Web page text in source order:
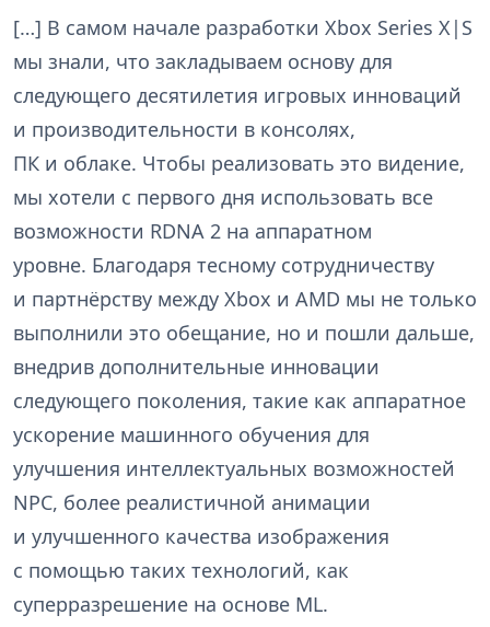
[…] В самом начале разработки Xbox Series X|S
мы знали, что закладываем основу для
следующего десятилетия игровых инноваций
и производительности в консолях,
ПК и облаке. Чтобы реализовать это видение,
мы хотели с первого дня использовать все
возможности RDNA 2 на аппаратном
уровне. Благодаря тесному сотрудничеству
и партнёрству между Xbox и AMD мы не только
выполнили это обещание, но и пошли дальше,
внедрив дополнительные инновации
следующего поколения, такие как аппаратное
ускорение машинного обучения для
улучшения интеллектуальных возможностей
NPC, более реалистичной анимации
и улучшенного качества изображения
с помощью таких технологий, как
суперразрешение на основе ML.